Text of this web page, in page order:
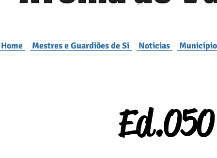
Home Mestres e Guardiões de Si Noticias